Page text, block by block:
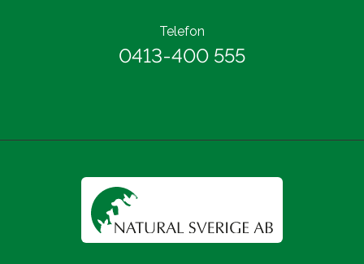
Telefon
0413-400 555